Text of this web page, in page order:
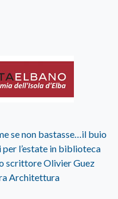
se non bastasse…il buio
l’estate in biblioteca
scrittore Olivier Guez
Architettura